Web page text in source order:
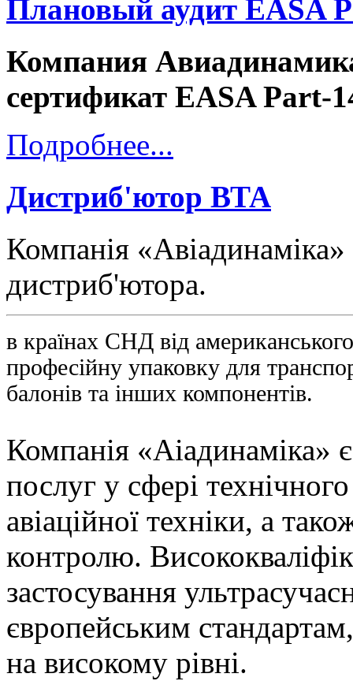
Плановый аудит EASA
Компания
сертификат EASA Part-
Подробнее...
Дистриб'ютор ВТА
Компанія «Авіадинаміка»
дистриб'ютора.
в країнах СНД від
професійну упаковку для
балонів та інших компонентів.
Компанія «Аіадинаміка»
послуг у сфері
авіаційної техніки, а
контролю.
застосування
європейським
на високому рівні.